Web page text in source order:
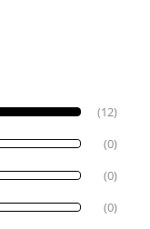
(12)
(0)
(0)
(0)